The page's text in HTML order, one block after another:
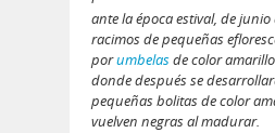
ante la época estival, de
racimos de pequeñas
porumbelasde color
donde después se
pequeñas bolitas de color
vuelven negras al madurar.